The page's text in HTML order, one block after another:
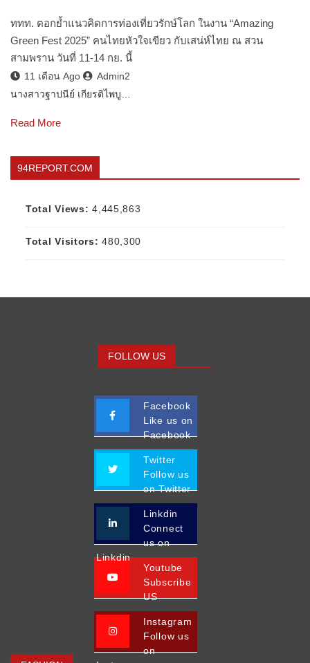
ททท. ตอกย้ำแนวคิดการท่องเที่ยวรักษ์โลก ในงาน “Amazing
Green Fest 2025” คนไทยหัวใจเขียว กับเสน่ห์ไทย ณ สวน
สามพราน วันที่ 11-14 กย. นี้
11 เดือน Ago
Admin2
นางสาวฐาปนีย์ เกียรติไพบู…
Read More
94REPORT.COM
Total Views:4,445,863
Total Visitors:480,300
FOLLOW US
Facebook
Like us on
Facebook
Twitter
Follow us
on Twitter
Linkdin
Connect
us on
Linkdin
Youtube
Subscribe
US
Instagram
Follow us
on